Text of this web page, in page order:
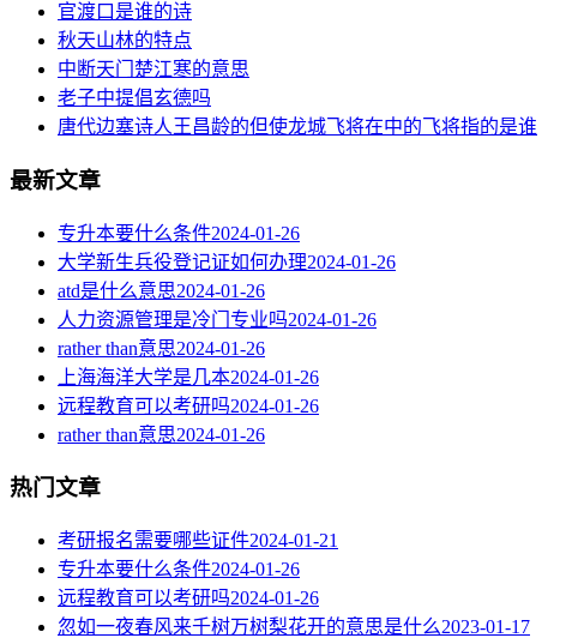
官渡口是谁的诗
秋天山林的特点
中断天门楚江寒的意思
老子中提倡玄德吗
唐代边塞诗人王昌龄的但使龙城飞将在中的飞将指的是谁
最新文章
专升本要什么条件2024-01-26
大学新生兵役登记证如何办理2024-01-26
atd是什么意思2024-01-26
人力资源管理是冷门专业吗2024-01-26
rather than意思2024-01-26
上海海洋大学是几本2024-01-26
远程教育可以考研吗2024-01-26
rather than意思2024-01-26
热门文章
考研报名需要哪些证件2024-01-21
专升本要什么条件2024-01-26
远程教育可以考研吗2024-01-26
忽如一夜春风来千树万树梨花开的意思是什么2023-01-17